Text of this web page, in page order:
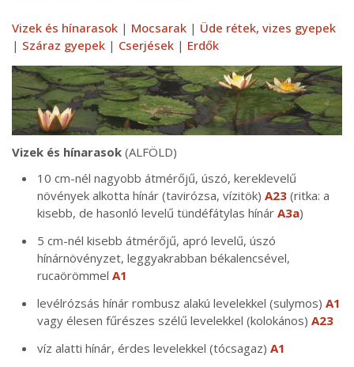
Vizek és hínarasok | Mocsarak | Üde rétek, vizes gyepek
| Száraz gyepek | Cserjések | Erdők
Vizek és hínarasok (ALFÖLD)
10 cm-nél nagyobb átmérőjű, úszó, kereklevelű
növények alkotta hínár (tavirózsa, vízitök) A23(ritka: a
kisebb, de hasonló levelű tündéfátylas hínár A3a)
5 cm-nél kisebb átmérőjű, apró levelű, úszó
hínárnövényzet, leggyakrabban békalencsével,
rucaörömmel A1
levélrózsás hínár rombusz alakú levelekkel (sulymos) A1
vagy élesen fűrészes szélű levelekkel (kolokános) A23
víz alatti hínár, érdes levelekkel (tócsagaz) A1